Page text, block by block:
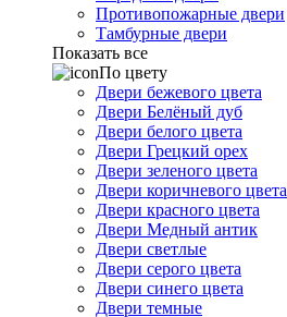
Противопожарные двери
Тамбурные двери
Показать все
По цвету
Двери бежевого цвета
Двери Белёный дуб
Двери белого цвета
Двери Грецкий орех
Двери зеленого цвета
Двери коричневого цвета
Двери красного цвета
Двери Медный антик
Двери светлые
Двери серого цвета
Двери синего цвета
Двери темные